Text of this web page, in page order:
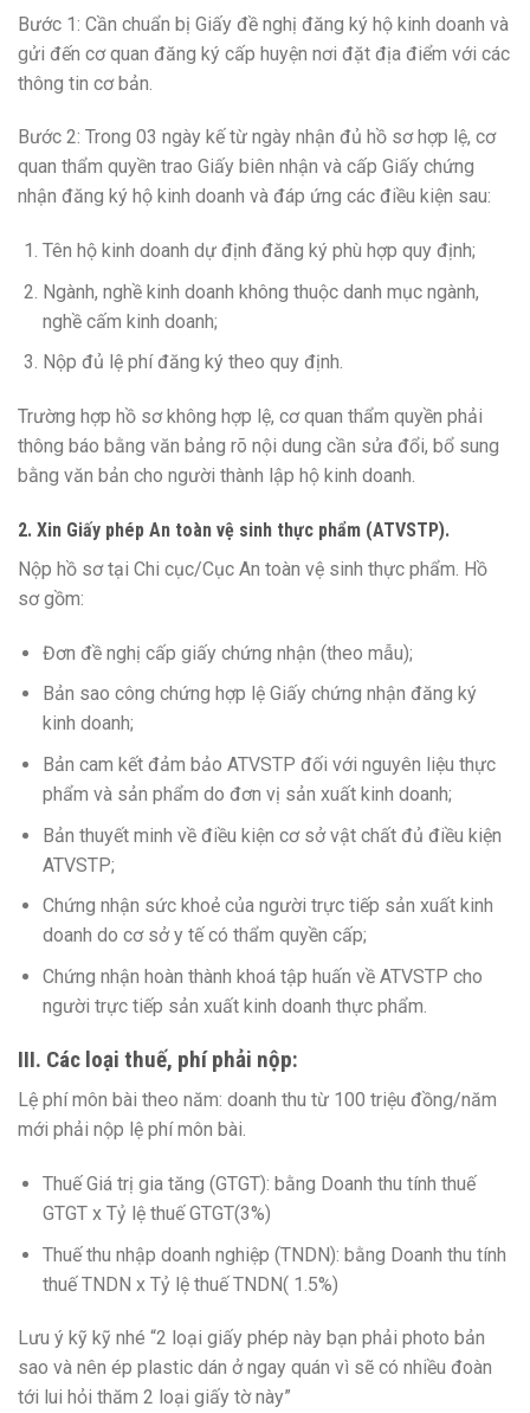
Bước 1: Cần chuẩn bị Giấy đề nghị đăng ký hộ kinh doanh và
gửi đến cơ quan đăng ký cấp huyện nơi đặt địa điểm với các
thông tin cơ bản.
Bước 2: Trong 03 ngày kế từ ngày nhận đủ hồ sơ hợp lệ, cơ
quan thẩm quyền trao Giấy biên nhận và cấp Giấy chứng
nhận đăng ký hộ kinh doanh và đáp ứng các điều kiện sau:
Tên hộ kinh doanh dự định đăng ký phù hợp quy định;
Ngành, nghề kinh doanh không thuộc danh mục ngành,
nghề cấm kinh doanh;
Nộp đủ lệ phí đăng ký theo quy định.
Trường hợp hồ sơ không hợp lệ, cơ quan thẩm quyền phải
thông báo bằng văn bảng rõ nội dung cần sửa đổi, bổ sung
bằng văn bản cho người thành lập hộ kinh doanh.
2. Xin Giấy phép An toàn vệ sinh thực phẩm (ATVSTP).
Nộp hồ sơ tại Chi cục/Cục An toàn vệ sinh thực phẩm. Hồ
sơ gồm:
Đơn đề nghị cấp giấy chứng nhận (theo mẫu);
Bản sao công chứng hợp lệ Giấy chứng nhận đăng ký
kinh doanh;
Bản cam kết đảm bảo ATVSTP đối với nguyên liệu thực
phẩm và sản phẩm do đơn vị sản xuất kinh doanh;
Bản thuyết minh về điều kiện cơ sở vật chất đủ điều kiện
ATVSTP;
Chứng nhận sức khoẻ của người trực tiếp sản xuất kinh
doanh do cơ sở y tế có thẩm quyền cấp;
Chứng nhận hoàn thành khoá tập huấn về ATVSTP cho
người trực tiếp sản xuất kinh doanh thực phẩm.
III. Các loại thuế, phí phải nộp:
Lệ phí môn bài theo năm: doanh thu từ 100 triệu đồng/năm
mới phải nộp lệ phí môn bài.
Thuế Giá trị gia tăng (GTGT): bằng Doanh thu tính thuế
GTGT x Tỷ lệ thuế GTGT(3%)
Thuế thu nhập doanh nghiệp (TNDN): bằng Doanh thu tính
thuế TNDN x Tỷ lệ thuế TNDN( 1.5%)
Lưu ý kỹ kỹ nhé “2 loại giấy phép này bạn phải photo bản
sao và nên ép plastic dán ở ngay quán vì sẽ có nhiều đoàn
tới lui hỏi thăm 2 loại giấy tờ này”